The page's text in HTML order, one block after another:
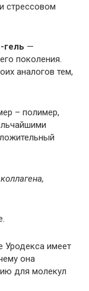
стрессовом
гель —
поколения.
аналогов тем,
– полимер,
Уродекса имеет
она
для молекул